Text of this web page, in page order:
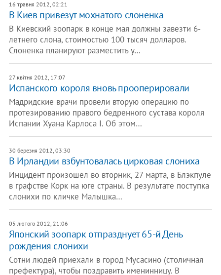
16 травня 2012, 02:21
В Киев привезут мохнатого слоненка
В Киевский зоопарк в конце мая должны завезти 6-
летнего слона, стоимостью 100 тысяч долларов.
Слоненка планируют разместить у…
27 квітня 2012, 17:07
Испанского короля вновь прооперировали
Мадридские врачи провели вторую операцию по
протезированию правого бедренного сустава короля
Испании Хуана Карлоса I. Об этом…
30 березня 2012, 03:30
В Ирландии взбунтовалась цирковая слониха
Инцидент произошел во вторник, 27 марта, в Блэкпуле
в графстве Корк на юге страны. В результате поступка
слонихи по кличке Малышка…
05 лютого 2012, 21:06
Японский зоопарк отпразднует 65-й День
рождения слонихи
Сотни людей приехали в город Мусасино (столичная
префектура), чтобы поздравить именинницу. В